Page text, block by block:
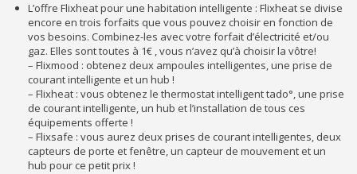
L’offre Flixheat pour une habitation intelligente : Flixheat se divise
encore en trois forfaits que vous pouvez choisir en fonction de
vos besoins. Combinez-les avec votre forfait d’électricité et/ou
gaz. Elles sont toutes à 1€ , vous n’avez qu’à choisir la vôtre!
– Flixmood : obtenez deux ampoules intelligentes, une prise de
courant intelligente et un hub !
– Flixheat : vous obtenez le thermostat intelligent tado°, une prise
de courant intelligente, un hub et l’installation de tous ces
équipements offerte !
– Flixsafe : vous aurez deux prises de courant intelligentes, deux
capteurs de porte et fenêtre, un capteur de mouvement et un
hub pour ce petit prix !